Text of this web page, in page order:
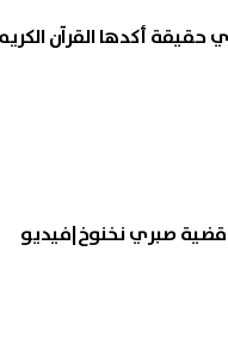
أكدها القرآن
قضية صبري نخنوخ|فيديو